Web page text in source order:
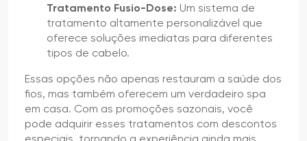
Tratamento Fusio-Dose: Um sistema de
tratamento altamente personalizável que
oferece soluções imediatas para diferentes
tipos de cabelo.
Essas opções não apenas restauram a saúde dos
fios, mas também oferecem um verdadeiro spa
em casa. Com as promoções sazonais, você
pode adquirir esses tratamentos com descontos